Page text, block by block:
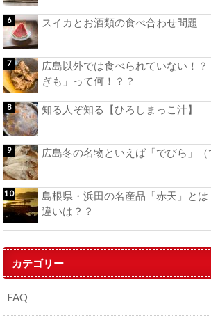
スイカとお酒類の食べ合わせ問題
広島以外では食べられていない！
ぎも」って何！？？
知る人ぞ知る【ひろしまっこ汁】
広島冬の名物といえば「でびら」（
島根県・浜田の名産品「赤天」と
違いは？？
カテゴリー
FAQ